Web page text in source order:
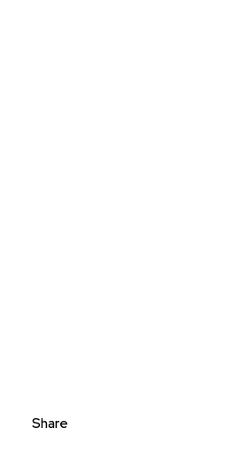
Share